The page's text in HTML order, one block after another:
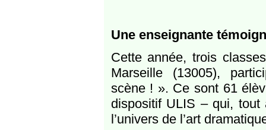
Une enseignante
Cette année, trois
Marseille (13005),
scène ! ». Ce sont 61
dispositif ULIS – qui, tout
l’univers de l’art